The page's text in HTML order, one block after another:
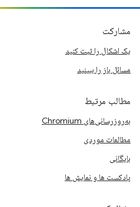
مشارکت
یک اشکال را ثبت کنید
مسائل باز را ببینید
مطالب مرتبط
به‌روزرسانی‌های Chromium
مطالعات موردی
بایگانی
پادکست ها و نمایش ها